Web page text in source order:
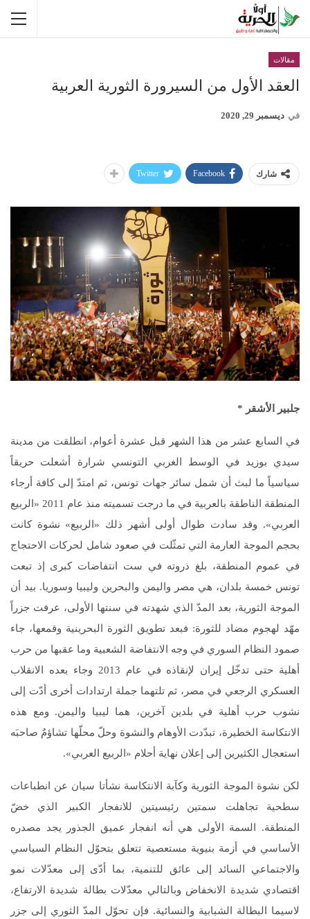
مقالات
العقد الأول من السيرورة الثورية العربية
في ديسمبر 29, 2020
شارك Facebook
Twitter
جلبير الأشقر *
في السابع عشر من هذا الشهر قبل عشرة أعوام، انطلقت من مدينة
سيدي بوزيد في الوسط الغربي التونسي شرارة أشعلت حريقاً
سياسياً ما لبث أن شمل سائر جهات تونس، ثم امتدّ إلى كافة أرجاء
المنطقة الناطقة بالعربية في ما درجت تسميته منذ عام 2011 «الربيع
العربي». وقد سادت طوال أولى أشهر ذلك «الربيع» نشوة كانت
بحجم الموجة العارمة التي تمثّلت في صعود شامل لحركات الاحتجاج
في عموم المنطقة، بلغ ذروته في ست انتفاضات كبرى إذ تبعت
تونس خمسة بلدان، هي مصر واليمن والبحرين وليبيا وسوريا. بيد أن
الموجة الثورية، بعد المدّ الذي شهدته في سنتها الأولى، عرفت جزراً
مهّد لهجوم مضاد للثورة: فبعد تطويق الثورة البحرينية وقمعها، جاء
صمود النظام السوري في وجه الانتفاضة الشعبية وما عقبها من حرب
أهلية حتى تدخّل إيران لإنقاذه في عام 2013 وجاء بعده الانقلاب
العسكري الرجعي في مصر، ثم تلتهما جملة ارتدادات أخرى أدّت إلى
نشوب حرب أهلية في بلدين آخرين، هما ليبيا واليمن. ومع هذه
الانتكاسة الخطيرة، تبدّدت الأوهام والنشوة وحلّ محلّها تشاؤمٌ صاحبَه
استعجال الكثيرين إلى إعلان نهاية أحلام «الربيع العربي».
لكن نشوة الموجة الثورية وكآبة الانتكاسة نشأتا سيان عن انطباعات
سطحية تجاهلت سمتين رئيسيتين للانفجار الكبير الذي خضّ
المنطقة. السمة الأولى هي أنه انفجار عميق الجذور يجد مصدره
الأساسي في أزمة بنيوية مستعصية تتعلق بتحوّل النظام السياسي
والاجتماعي السائد إلى عائق للتنمية، بما أدّى إلى معدّلات نمو
اقتصادي شديدة الانخفاض وبالتالي معدّلات بطالة شديدة الارتفاع،
لاسيما البطالة الشبابية والنسائية. فإن تحوّل المدّ الثوري إلى جزر